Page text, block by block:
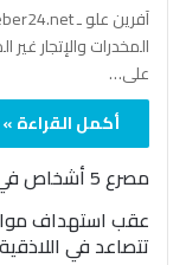
المخدرات والإتجار
على…
أكمل القراءة »
مصرع 5 أشخاص في سوريا بحوادث منفصلة خلال يوم واحد
عقب استهداف
تتصاعد في اللاذقية